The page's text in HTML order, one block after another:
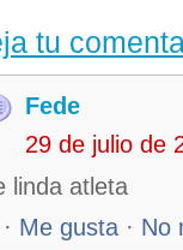
tu
Fede
29 de julio de
linda atleta
· Me gusta · No